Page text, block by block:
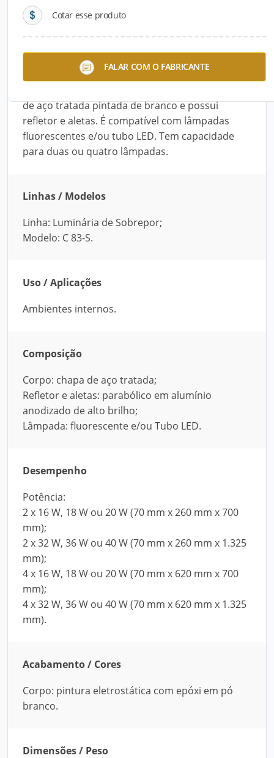
Cotar esse produto
FALAR COM O FABRICANTE
Descrição do Produto
A Luminária de Sobrepor C 83-S, da Roma Luz, é
ideal para ambientes internos. Disponibilizada
de aço tratada pintada de branco e possui
refletor e aletas. É compatível com lâmpadas
fluorescentes e/ou tubo LED. Tem capacidade
para duas ou quatro lâmpadas.
Linhas / Modelos
Linha: Luminária de Sobrepor;
Modelo: C 83-S.
Uso / Aplicações
Ambientes internos.
Composição
Corpo: chapa de aço tratada;
Refletor e aletas: parabólico em alumínio
anodizado de alto brilho;
Lâmpada: fluorescente e/ou Tubo LED.
Desempenho
Potência:
2 x 16 W, 18 W ou 20 W (70 mm x 260 mm x 700
mm);
2 x 32 W, 36 W ou 40 W (70 mm x 260 mm x 1.325
mm);
4 x 16 W, 18 W ou 20 W (70 mm x 620 mm x 700
mm);
4 x 32 W, 36 W ou 40 W (70 mm x 620 mm x 1.325
mm).
Acabamento / Cores
Corpo: pintura eletrostática com epóxi em pó
branco.
Dimensões / Peso